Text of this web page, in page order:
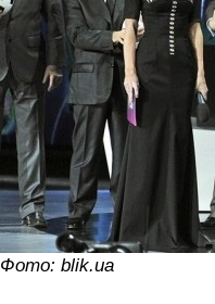
Фото: blik.ua